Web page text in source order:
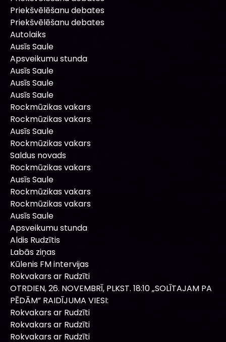
Priekšvēlēšanu debates
Priekšvēlēšanu debates
Autolaiks
Ausīs Saule
Apsveikumu stunda
Ausīs Saule
Ausīs Saule
Ausīs Saule
Rockmūzikas vakars
Rockmūzikas vakars
Ausīs Saule
Rockmūzikas vakars
Saldus novads
Rockmūzikas vakars
Ausīs Saule
Rockmūzikas vakars
Rockmūzikas vakars
Ausīs Saule
Apsveikumu stunda
Aldis Rudzītis
Labās ziņas
Kūlenis FM intervijas
Rokvakars ar Rudzīti
OTRDIEN, 26. NOVEMBRĪ, PLKST. 18:10 „SOLĪTAJAM PA
PĒDĀM” RAIDĪJUMA VIESI:
Rokvakars ar Rudzīti
Rokvakars ar Rudzīti
Rokvakars ar Rudzīti